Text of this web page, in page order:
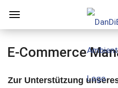
E-Commerce
Zur Unterstützung